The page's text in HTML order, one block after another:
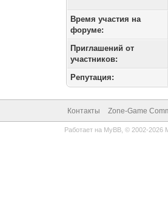
Время участия на
форуме:
Приглашений от
участников:
Репутация:
Контакты Zone-Game
Работает на MyBB, © 2002-2026